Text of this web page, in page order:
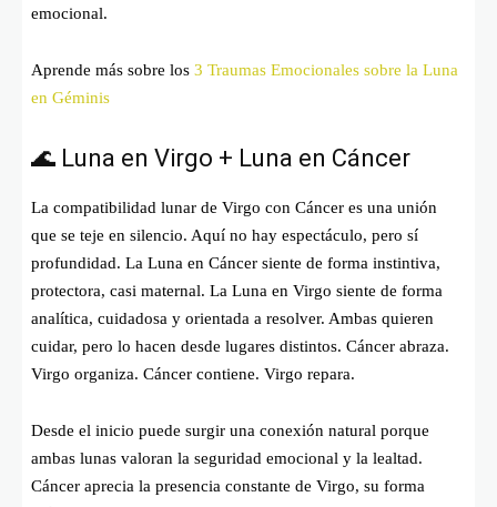
emocional.
Aprende más sobre los 3 Traumas Emocionales sobre la Luna
en Géminis
🌊 Luna en Virgo + Luna en Cáncer
La compatibilidad lunar de Virgo con Cáncer es una unión
que se teje en silencio. Aquí no hay espectáculo, pero sí
profundidad. La Luna en Cáncer siente de forma instintiva,
protectora, casi maternal. La Luna en Virgo siente de forma
analítica, cuidadosa y orientada a resolver. Ambas quieren
cuidar, pero lo hacen desde lugares distintos. Cáncer abraza.
Virgo organiza. Cáncer contiene. Virgo repara.
Desde el inicio puede surgir una conexión natural porque
ambas lunas valoran la seguridad emocional y la lealtad.
Cáncer aprecia la presencia constante de Virgo, su forma